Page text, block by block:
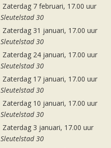
Zaterdag 7 februari, 17.00 uur
Sleutelstad 30
Zaterdag 31 januari, 17.00 uur
Sleutelstad 30
Zaterdag 24 januari, 17.00 uur
Sleutelstad 30
Zaterdag 17 januari, 17.00 uur
Sleutelstad 30
Zaterdag 10 januari, 17.00 uur
Sleutelstad 30
Zaterdag 3 januari, 17.00 uur
Sleutelstad 30